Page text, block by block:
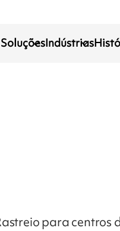
SoluçõesIndústrias
para centros